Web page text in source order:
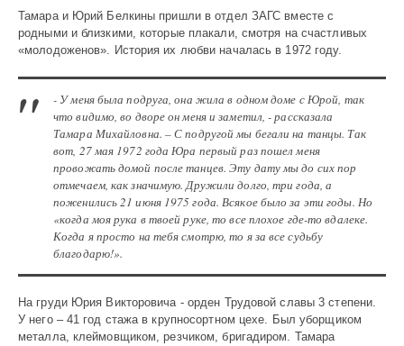
Тамара и Юрий Белкины пришли в отдел ЗАГС вместе с
родными и близкими, которые плакали, смотря на счастливых
«молодоженов». История их любви началась в 1972 году.
- У меня была подруга, она жила в одном доме с Юрой, так
что видимо, во дворе он меня и заметил, - рассказала
Тамара Михайловна. – С подругой мы бегали на танцы. Так
вот, 27 мая 1972 года Юра первый раз пошел меня
провожать домой после танцев. Эту дату мы до сих пор
отмечаем, как значимую. Дружили долго, три года, а
поженились 21 июня 1975 года. Всякое было за эти годы. Но
«когда моя рука в твоей руке, то все плохое где-то вдалеке.
Когда я просто на тебя смотрю, то я за все судьбу
благодарю!».
На груди Юрия Викторовича - орден Трудовой славы 3 степени.
У него – 41 год стажа в крупносортном цехе. Был уборщиком
металла, клеймовщиком, резчиком, бригадиром. Тамара